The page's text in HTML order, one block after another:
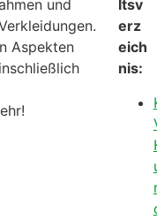
und
Aspekten
ltsv
erz
eich
nis: